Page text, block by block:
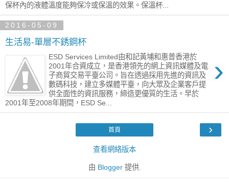
保杯內的液體溫度能夠保冷或保溫的效果。保溫杯...
2016-05-09
生活易-單層不銹鋼杯
›
ESD Services Limited由和記黃埔和惠普香港於
2001年合資成立，是香港領先的網上資訊媒體及電
子商貿交易平臺公司。旨在透過採用先進的資訊及
數碼科技，建立多媒體平臺，向大眾及企業客戶提
供全面性的資訊服務，締造更優質的生活。早於
2001年至2008年期間，ESD Se...
›
首頁
查看網絡版本
由 Blogger提供.